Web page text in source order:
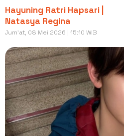
Hayuning Ratri Hapsari |
Natasya Regina
Jum'at, 08 Mei 2026 | 15:10 WIB